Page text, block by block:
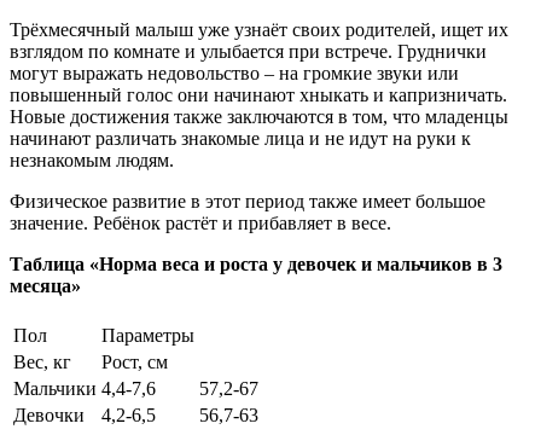
Трёхмесячный малыш уже узнаёт своих родителей, ищет их
взглядом по комнате и улыбается при встрече. Груднички
могут выражать недовольство – на громкие звуки или
повышенный голос они начинают хныкать и капризничать.
Новые достижения также заключаются в том, что младенцы
начинают различать знакомые лица и не идут на руки к
незнакомым людям.
Физическое развитие в этот период также имеет большое
значение. Ребёнок растёт и прибавляет в весе.
Таблица «Норма веса и роста у девочек и мальчиков в 3
месяца»
Пол
Параметры
Вес, кг
Рост, см
Мальчики 4,4-7,6
57,2-67
Девочки
4,2-6,5 56,7-63